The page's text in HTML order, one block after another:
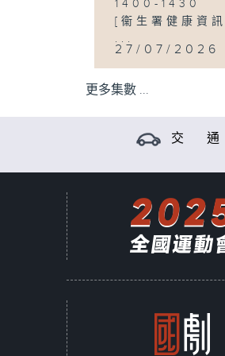
1400-1430
[衞生署健康資
...
27/07/2026
更多集數 ...
交 通